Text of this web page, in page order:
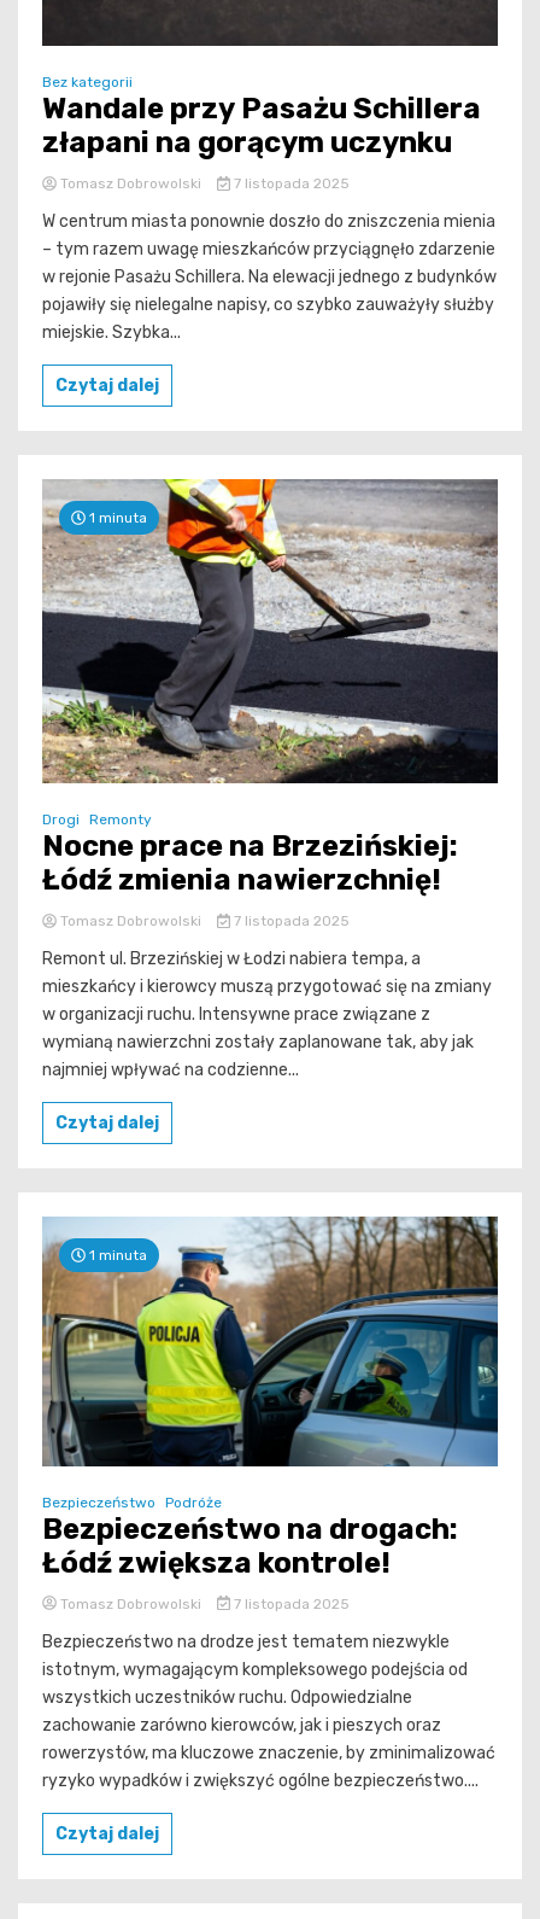
Bez kategorii
Wandale przy Pasażu Schillera
złapani na gorącym uczynku
Tomasz Dobrowolski 7 listopada 2025
W centrum miasta ponownie doszło do zniszczenia mienia
– tym razem uwagę mieszkańców przyciągnęło zdarzenie
w rejonie Pasażu Schillera. Na elewacji jednego z budynków
pojawiły się nielegalne napisy, co szybko zauważyły służby
miejskie. Szybka...
Czytaj dalej
1 minuta
Drogi Remonty
Nocne prace na Brzezińskiej:
Łódź zmienia nawierzchnię!
Tomasz Dobrowolski 7 listopada 2025
Remont ul. Brzezińskiej w Łodzi nabiera tempa, a
mieszkańcy i kierowcy muszą przygotować się na zmiany
w organizacji ruchu. Intensywne prace związane z
wymianą nawierzchni zostały zaplanowane tak, aby jak
najmniej wpływać na codzienne...
Czytaj dalej
1 minuta
Bezpieczeństwo Podróże
Bezpieczeństwo na drogach:
Łódź zwiększa kontrole!
Tomasz Dobrowolski 7 listopada 2025
Bezpieczeństwo na drodze jest tematem niezwykle
istotnym, wymagającym kompleksowego podejścia od
wszystkich uczestników ruchu. Odpowiedzialne
zachowanie zarówno kierowców, jak i pieszych oraz
rowerzystów, ma kluczowe znaczenie, by zminimalizować
ryzyko wypadków i zwiększyć ogólne bezpieczeństwo....
Czytaj dalej